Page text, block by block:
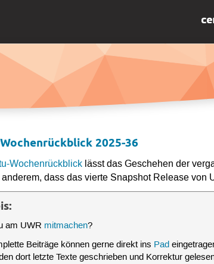
2025-36
Wochenrückblick lässt das Geschehen der
dass das vierte Snapshot Release
am UWR mitmachen?
Beiträge können gerne direkt ins Pad
dort letzte Texte geschrieben und Korrektur